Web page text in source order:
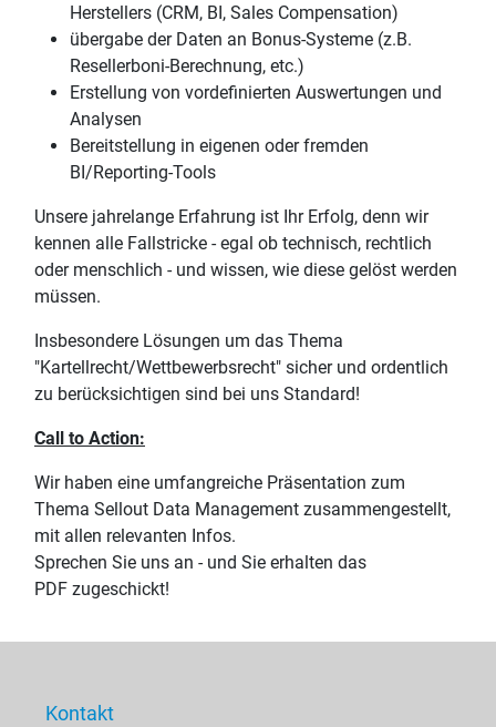
Herstellers (CRM, BI, Sales Compensation)
übergabe der Daten an Bonus-Systeme (z.B.
Resellerboni-Berechnung, etc.)
Erstellung von vordefinierten Auswertungen und
Analysen
Bereitstellung in eigenen oder fremden
BI/Reporting-Tools
Unsere jahrelange Erfahrung ist Ihr Erfolg, denn wir
kennen alle Fallstricke - egal ob technisch, rechtlich
oder menschlich - und wissen, wie diese gelöst werden
müssen.
Insbesondere Lösungen um das Thema
"Kartellrecht/Wettbewerbsrecht" sicher und ordentlich
zu berücksichtigen sind bei uns Standard!
Call to Action:
Wir haben eine umfangreiche Präsentation zum
Thema Sellout Data Management zusammengestellt,
mit allen relevanten Infos.
Sprechen Sie uns an - und Sie erhalten das
PDF zugeschickt!
Kontakt